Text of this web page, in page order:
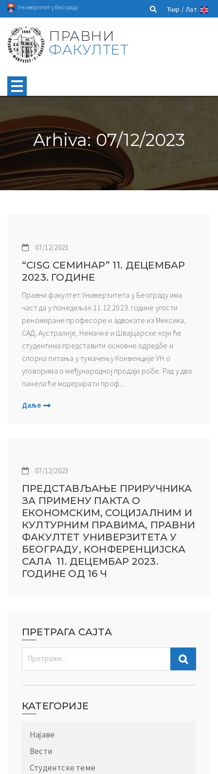
Универзитет у Београду Ћир /Лат
ПРАВНИ
ФАКУЛТЕТ
Arhiva: 07/12/2023
07/12/2023
“CISG СЕМИНАР” 11. ДЕЦЕМБАР
2023. ГОДИНЕ
Правни факултет Универзитета у Београду има
част да у понедељак 11.12.2023. године угости
реномиране професоре и адвокате из Мексика,
САД, Аустралије, Немачке и Швајцарске који ће
студентима представити основне одредбе и
спорна питања у тумачењу Конвенције УН о
уговорима о међународној продаји робе. Рад у два
панела ће модерирати проф....
Даље
07/12/2023
ПРЕДСТАВЉАЊЕ ПРИРУЧНИКА
ЗА ПРИМЕНУ ПАКТА О
ЕКОНОМСКИМ, СОЦИЈАЛНИМ И
КУЛТУРНИМ ПРАВИМА, ПРАВНИ
ФАКУЛТЕТ УНИВЕРЗИТЕТА У
БЕОГРАДУ, КОНФЕРЕНЦИЈСКА
САЛА 11. ДЕЦЕМБАР 2023.
ГОДИНЕ ОД 16 Ч
ПРЕТРАГА САЈТА
КАТЕГОРИЈЕ
Најаве
Вести
Студентске теме